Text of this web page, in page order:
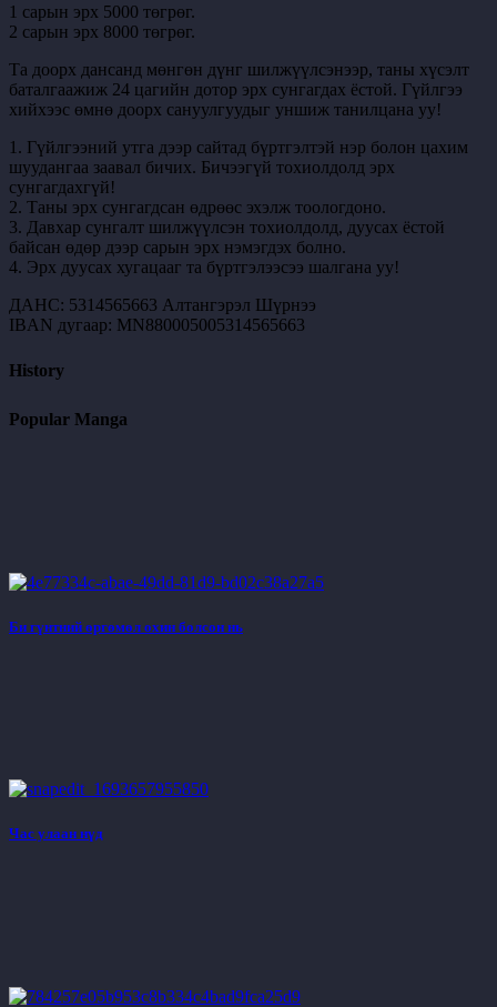
1 сарын эрх 5000 төгрөг.
2 сарын эрх 8000 төгрөг.
Та доорх дансанд мөнгөн дүнг шилжүүлсэнээр, таны хүсэлт
баталгаажиж 24 цагийн дотор эрх сунгагдах ёстой. Гүйлгээ
хийхээс өмнө доорх сануулгуудыг уншиж танилцана уу!
1. Гүйлгээний утга дээр сайтад бүртгэлтэй нэр болон цахим
шуудангаа заавал бичих. Бичээгүй тохиолдолд эрх
сунгагдахгүй!
2. Таны эрх сунгагдсан өдрөөс эхэлж тоологдоно.
3. Давхар сунгалт шилжүүлсэн тохиолдолд, дуусах ёстой
байсан өдөр дээр сарын эрх нэмэгдэх болно.
4. Эрх дуусах хугацааг та бүртгэлээсээ шалгана уу!
ДАНС: 5314565663 Алтангэрэл Шүрнээ
IBAN дугаар: MN880005005314565663
History
Popular Manga
Би гүнтний өргөмөл охин болсон нь
Час улаан нүд